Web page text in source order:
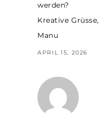
werden?
Kreative Grüsse,
Manu
APRIL 15, 2026